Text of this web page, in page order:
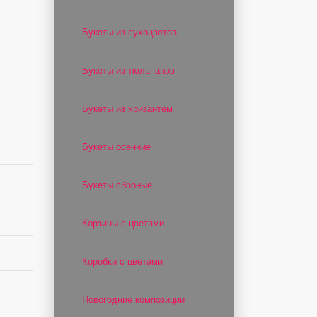
Букеты из сухоцветов
Букеты из тюльпанов
Букеты из хризантем
Букеты осенние
Букеты сборные
Корзины с цветами
Коробки с цветами
Новогодние композиции